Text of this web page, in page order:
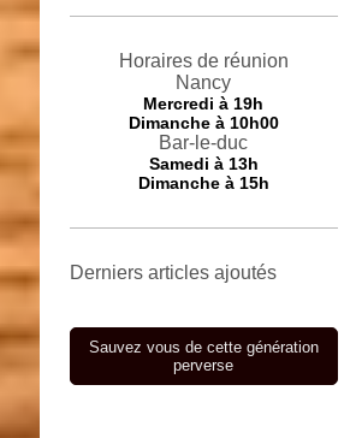
Horaires de réunion
Nancy
Mercredià 19h
Dimanche à 10h00
Bar-le-duc
Samedi à 13h
Dimanche à 15h
Derniers articles ajoutés
Sauvez vous de cette génération
perverse